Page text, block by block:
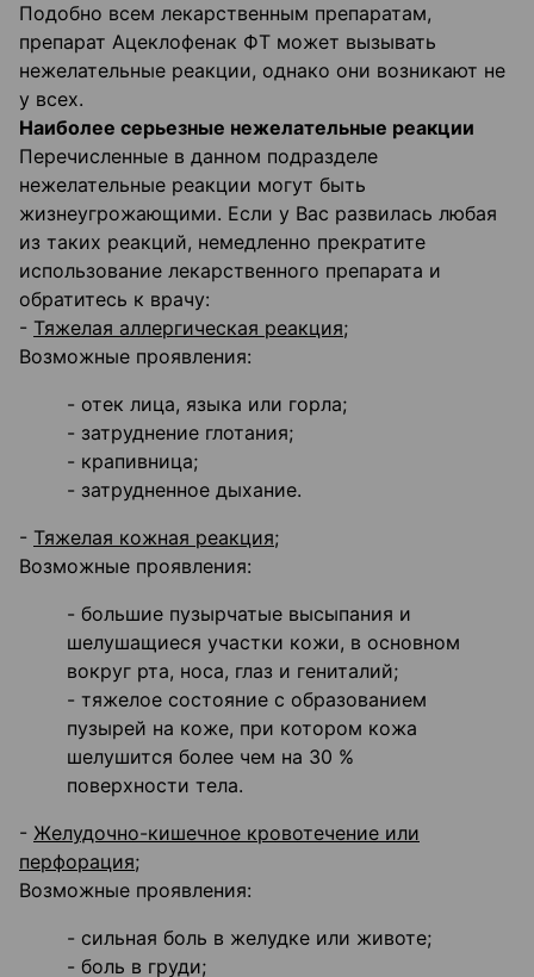
Подобно всем лекарственным препаратам,
препарат Ацеклофенак ФТ может вызывать
нежелательные реакции, однако они возникают не
у всех.
Наиболее серьезные нежелательные реакции
Перечисленные в данном подразделе
нежелательные реакции могут быть
жизнеугрожающими. Если у Вас развилась любая
из таких реакций, немедленно прекратите
использование лекарственного препарата и
обратитесь к врачу:
- Тяжелая аллергическая реакция;
Возможные проявления:
- отек лица, языка или горла;
- затруднение глотания;
- крапивница;
- затрудненное дыхание.
- Тяжелая кожная реакция;
Возможные проявления:
- большие пузырчатые высыпания и
шелушащиеся участки кожи, в основном
вокруг рта, носа, глаз и гениталий;
- тяжелое состояние с образованием
пузырей на коже, при котором кожа
шелушится более чем на 30 %
поверхности тела.
- Желудочно-кишечное кровотечение или
перфорация;
Возможные проявления:
- сильная боль в желудке или животе;
- боль в груди;